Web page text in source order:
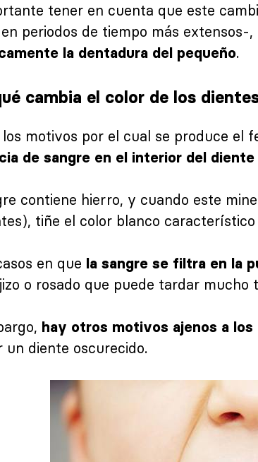
tener en cuenta que este
periodos de tiempo más extensos-
la dentadura del pequeño.
cambia el color de los
los motivos por el cual se produce el
de sangre en el interior del diente
contiene hierro, y cuando este
tiñe el color blanco característico
en que la sangre se filtra en la
o rosado que puede tardar
hay otros motivos ajenos a
un diente oscurecido.